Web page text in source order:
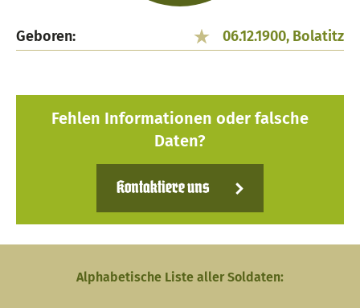
Geboren: 06.12.1900, Bolatitz
Fehlen Informationen oder falsche
Daten?
Kontaktiere uns
Alphabetische Liste aller Soldaten: